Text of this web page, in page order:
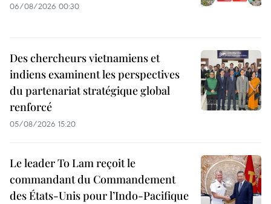
06/08/2026 00:30
Des chercheurs vietnamiens et
indiens examinent les perspectives
du partenariat stratégique global
renforcé
05/08/2026 15:20
Le leader To Lam reçoit le
commandant du Commandement
des États-Unis pour l’Indo-Pacifique